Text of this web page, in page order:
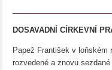
DOSAVADNÍ CÍRKEVNÍ
Papež František v loňském
rozvedené a znovu